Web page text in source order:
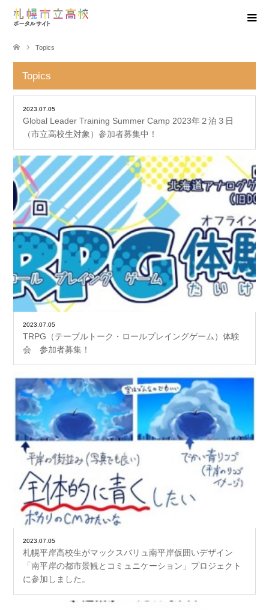
Topics
Topics
2023.07.05
Global Leader Training Summer Camp 2023年２泊３日
（市立高校生対象）参加者募集中！
2023.07.05
TRPG（テーブルトーク・ロールプレイングゲーム）体験
会 参加者募集！
2023.07.05
札幌平岸高校生がマックスバリュ南平岸仮囲いデザイン
「南平岸の都市景観とコミュニケーション」プロジェクト
に参加しました。